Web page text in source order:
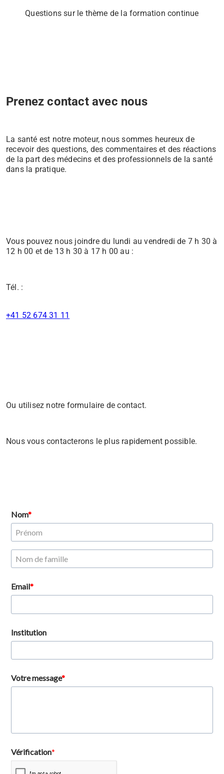
Questions sur le thème de la formation continue
Prenez contact avec nous
La santé est notre moteur, nous sommes heureux de
recevoir des questions, des commentaires et des réactions
de la part des médecins et des professionnels de la santé
dans la pratique.
Vous pouvez nous joindre du lundi au vendredi de 7 h 30 à
12 h 00 et de 13 h 30 à 17 h 00 au :
Tél. :
+41 52 674 31 11
Ou utilisez notre formulaire de contact.
Nous vous contacterons le plus rapidement possible.